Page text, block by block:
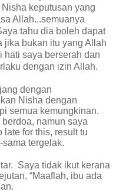
keputusan yang
Allah...semuanya
tahu dia boleh dapat
jika bukan itu yang Allah
hati saya berserah dan
dengan izin Allah.
dengan
Nisha dengan
semua kemungkinan.
namun saya
late for this, result tu
sama tergelak.
Saya tidak ikut kerana
“Maaflah, ibu ada